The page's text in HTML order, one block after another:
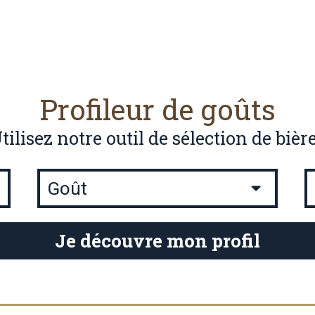
Profileur de goûts
notre outil de sélection de
Je découvre mon profil